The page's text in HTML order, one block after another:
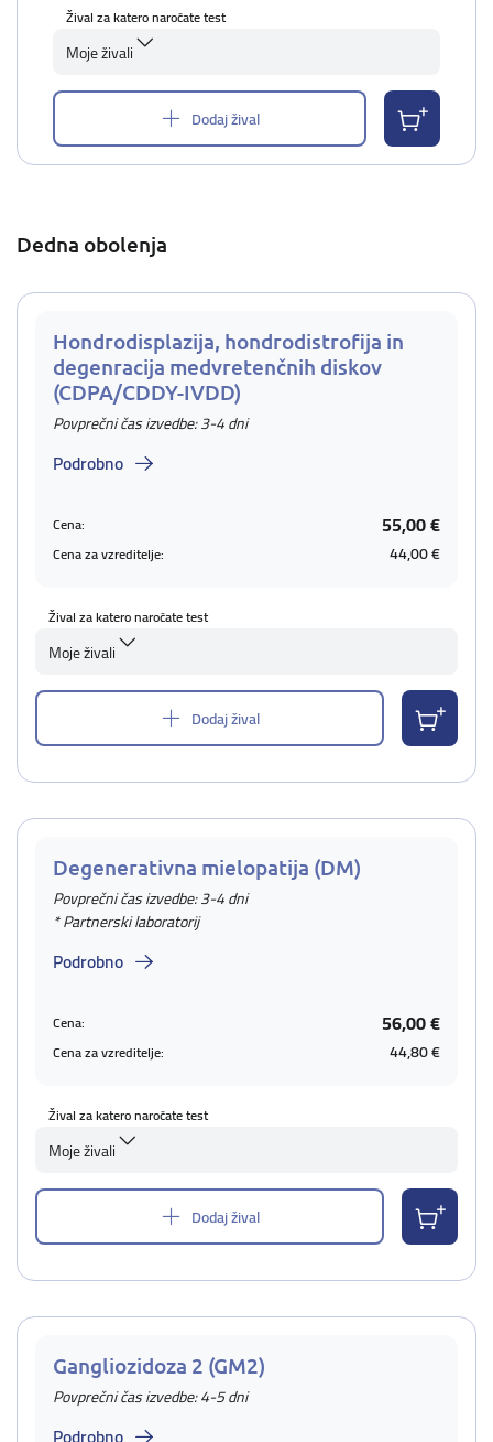
Žival za katero naročate test
Moje živali
Dodaj žival
Dedna obolenja
Hondrodisplazija, hondrodistrofija in
degenracija medvretenčnih diskov
(CDPA/CDDY-IVDD)
Povprečni čas izvedbe: 3-4 dni
Podrobno
Cena: 55,00 €
Cena za vzreditelje: 44,00 €
Žival za katero naročate test
Moje živali
Dodaj žival
Degenerativna mielopatija (DM)
Povprečni čas izvedbe: 3-4 dni
* Partnerski laboratorij
Podrobno
Cena: 56,00 €
Cena za vzreditelje: 44,80 €
Žival za katero naročate test
Moje živali
Dodaj žival
Gangliozidoza 2 (GM2)
Povprečni čas izvedbe: 4-5 dni